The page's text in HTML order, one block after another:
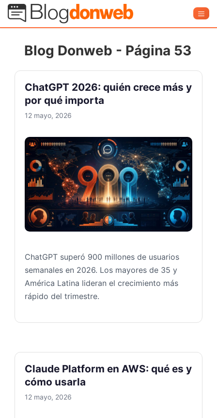
Saltar
contenido
Blog Donweb
Blog Donweb - Página 53
ChatGPT 2026: quién crece más y
por qué importa
12 mayo, 2026
ChatGPT superó 900 millones de usuarios
semanales en 2026. Los mayores de 35 y
América Latina lideran el crecimiento más
rápido del trimestre.
Claude Platform en AWS: qué es y
cómo usarla
12 mayo, 2026